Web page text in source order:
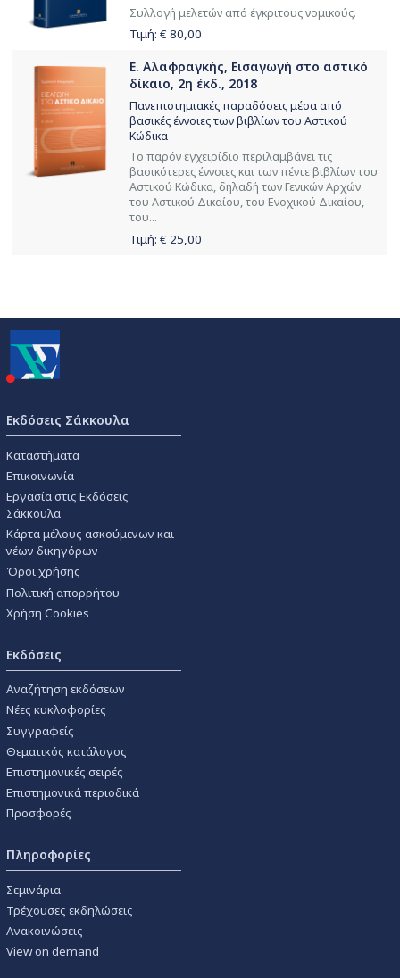
Συλλογή μελετών από έγκριτους νομικούς.
Τιμή: € 80,00
Ε. Αλαφραγκής, Εισαγωγή στο αστικό
δίκαιο, 2η έκδ., 2018
Πανεπιστημιακές παραδόσεις μέσα από
βασικές έννοιες των βιβλίων του Αστικού
Κώδικα
Το παρόν εγχειρίδιο περιλαμβάνει τις
βασικότερες έννοιες και των πέντε βιβλίων του
Αστικού Κώδικα, δηλαδή των Γενικών Αρχών
του Αστικού Δικαίου, του Ενοχικού Δικαίου,
του...
Τιμή: € 25,00
Εκδόσεις Σάκκουλα
Καταστήματα
Επικοινωνία
Εργασία στις Εκδόσεις
Σάκκουλα
Κάρτα μέλους ασκούμενων και
νέων δικηγόρων
Όροι χρήσης
Πολιτική απορρήτου
Χρήση Cookies
Εκδόσεις
Αναζήτηση εκδόσεων
Νέες κυκλοφορίες
Συγγραφείς
Θεματικός κατάλογος
Επιστημονικές σειρές
Επιστημονικά περιοδικά
Προσφορές
Πληροφορίες
Σεμινάρια
Τρέχουσες εκδηλώσεις
Ανακοινώσεις
View on demand